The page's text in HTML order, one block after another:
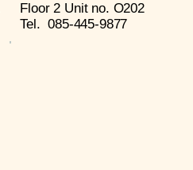
Floor 2 Unit no. O202
Tel. 085-445-9877